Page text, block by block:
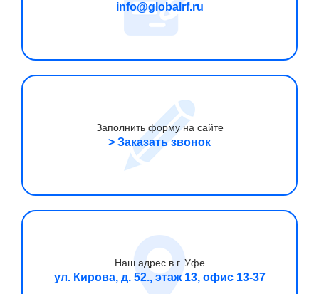
info@globalrf.ru
Заполнить форму на сайте
> Заказать звонок
Наш адрес в г. Уфе
ул. Кирова, д. 52., этаж 13, офис 13-37